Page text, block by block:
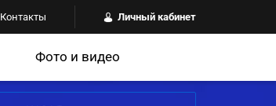
Контакты Личный кабинет
Фото и видео